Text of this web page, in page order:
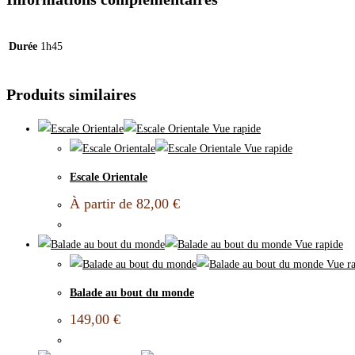
Durée 1h45
Produits similaires
Vue rapide
Vue rapide
Escale Orientale
À partir de 82,00 €
Vue rapide
Vue
Balade au bout du monde
149,00 €